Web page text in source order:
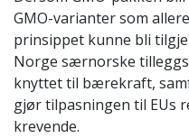
GMO-varianter som
prinsippet kunne bli
Norge særnorske
knyttet til bærekraft,
gjør tilpasningen til EUs
krevende.